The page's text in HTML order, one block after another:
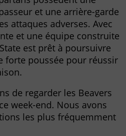
et une arrière-garde
attaques adverses. Avec
et une équipe construite
est prêt à poursuivre
forte poussée pour réussir
de regarder les Beavers
week-end. Nous avons
les plus fréquemment